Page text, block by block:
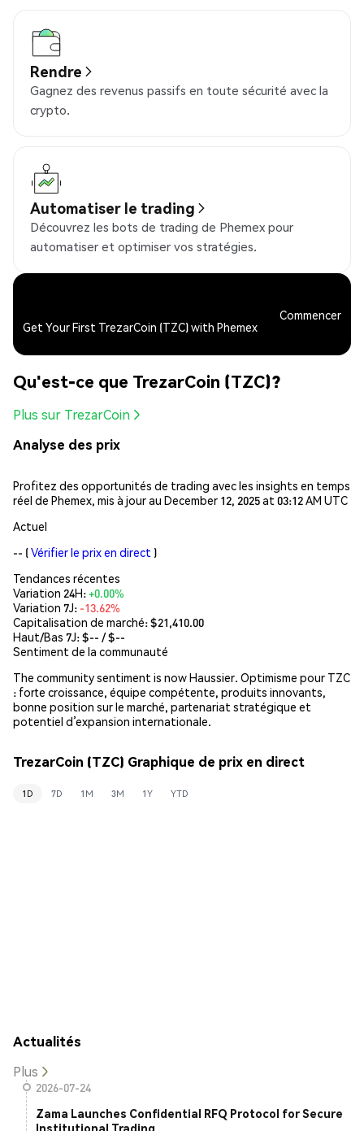
Rendre
Gagnez des revenus passifs en toute sécurité avec la
crypto.
Automatiser le trading
Découvrez les bots de trading de Phemex pour
automatiser et optimiser vos stratégies.
Get Your First TrezarCoin (TZC) with Phemex
Commencer
Qu'est-ce que TrezarCoin (TZC)?
Plus sur TrezarCoin
Analyse des prix
Profitez des opportunités de trading avec les insights en temps
réel de Phemex, mis à jour au December 12, 2025 at 03:12 AM UTC
Actuel
-- (Vérifier le prix en direct )
Tendances récentes
Variation 24H:+0.00%
Variation 7J: -13.62%
Capitalisation de marché:$21,410.00
Haut/Bas 7J: $-- / $--
Sentiment de la communauté
The community sentiment is now Haussier. Optimisme pour TZC
: forte croissance, équipe compétente, produits innovants,
bonne position sur le marché, partenariat stratégique et
potentiel d’expansion internationale.
TrezarCoin (TZC) Graphique de prix en direct
1D 7D 1M 3M 1Y YTD
Actualités
Plus
2026-07-24
Zama Launches Confidential RFQ Protocol for Secure
Institutional Trading